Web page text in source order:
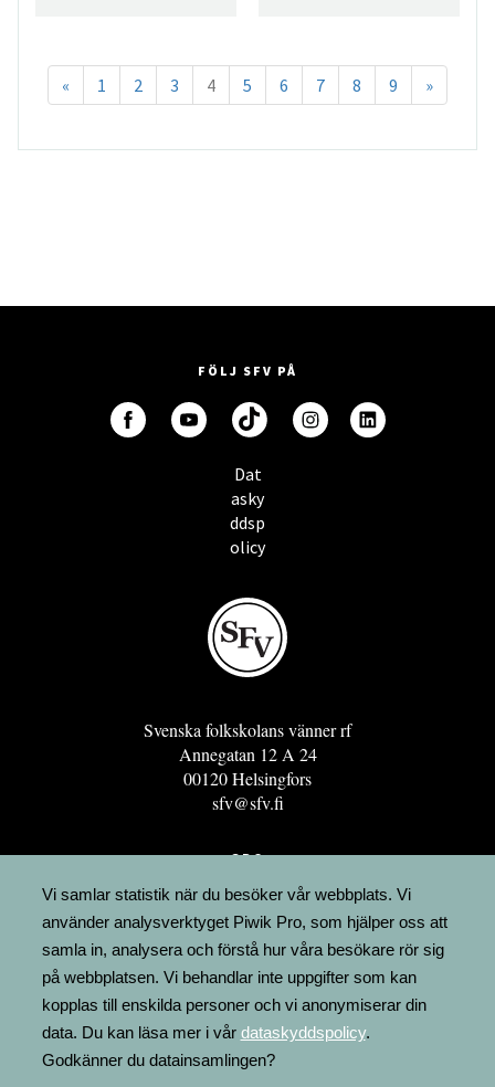
« 1 2 3 4 5 6 7 8 9 »
FÖLJ SFV PÅ
Dat
asky
ddsp
olicy
Svenska folkskolans vänner rf
Annegatan 12 A 24
00120 Helsingfors
sfv@sfv.fi
GRO
FÖRENINGSRESURSEN
MINNESRUNOR.FI
UPPSLAGSVERKET FINLAND
LÄGENHETER
FAKTURERING
Vi samlar statistik när du besöker vår webbplats. Vi
använder analysverktyget Piwik Pro, som hjälper oss att
samla in, analysera och förstå hur våra besökare rör sig
på webbplatsen. Vi behandlar inte uppgifter som kan
kopplas till enskilda personer och vi anonymiserar din
data. Du kan läsa mer i vår dataskyddspolicy.
Godkänner du datainsamlingen?